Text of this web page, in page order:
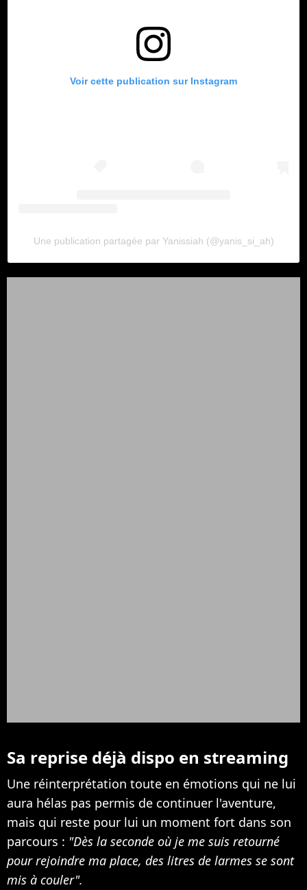
Voir cette publication sur Instagram
Une publication partagée par Yanissiah (@yanis_si_ah)
Sa reprise déjà dispo en streaming
Une réinterprétation toute en émotions qui ne lui
aura hélas pas permis de continuer l'aventure,
mais qui reste pour lui un moment fort dans son
parcours : "Dès la seconde où je me suis retourné
pour rejoindre ma place, des litres de larmes se sont
mis à couler".